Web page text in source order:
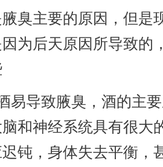
主要的原因，但是
为后天原因所导致的
导致腋臭，酒的主要
和神经系统具有很大
钝，身体失去平衡，